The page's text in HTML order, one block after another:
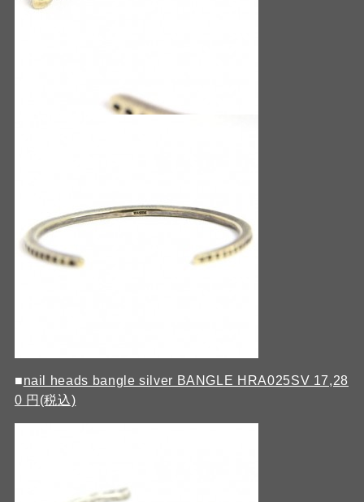
■nail heads bangle silver BANGLE HRA025SV 17,28
0 円(税込)